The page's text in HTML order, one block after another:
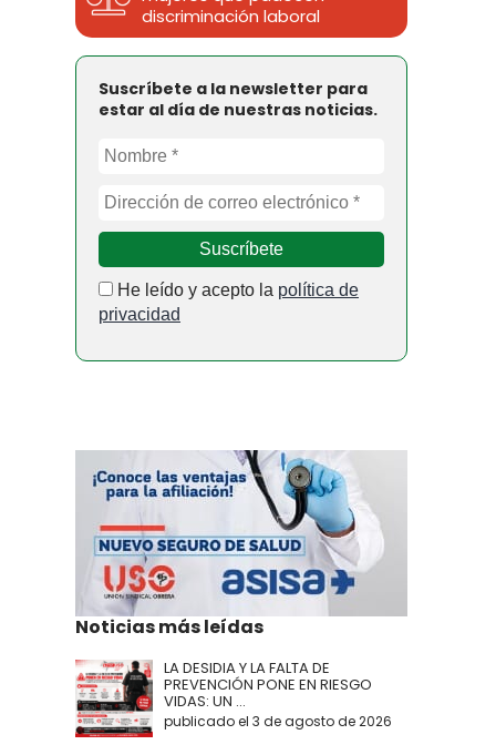
discriminación laboral
Suscríbete a la newsletter para
estar al día de nuestras noticias.
He leído y acepto la política de
privacidad
Noticias más leídas
LA DESIDIA Y LA FALTA DE
PREVENCIÓN PONE EN RIESGO
VIDAS: UN ...
publicado el 3 de agosto de 2026